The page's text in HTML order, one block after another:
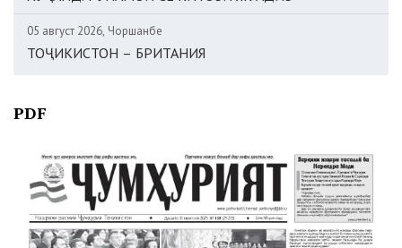
05 август 2026, Чоршанбе
ТОҶИКИСТОН – БРИТАНИЯ
PDF